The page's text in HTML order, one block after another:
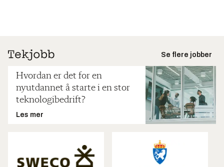
Se flere jobber
Hvordan er det for en
nyutdannet å starte i en stor
teknologibedrift?
Les mer